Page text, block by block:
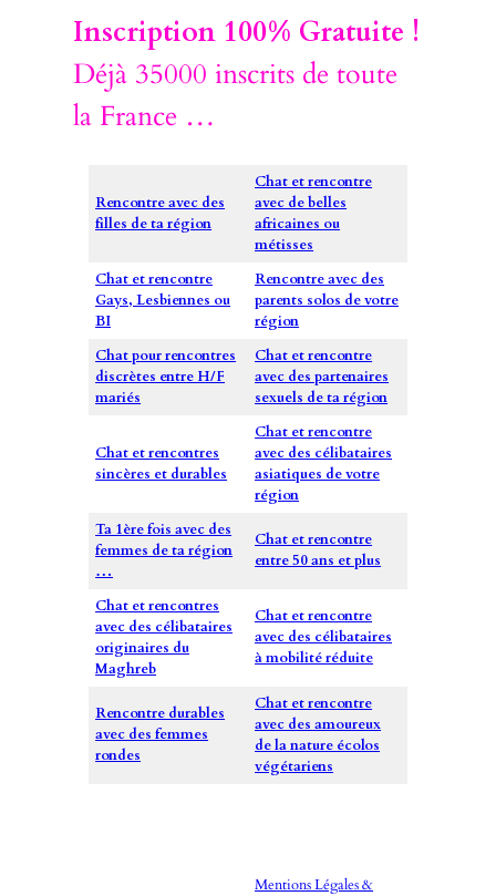
Inscription 100% Gratuite !
Déjà 35000 inscrits de toute
la France …
Rencontre avec des
filles de ta région
Chat et rencontre
avec de belles
africaines ou
métisses
Chat et rencontre
Gays, Lesbiennes ou
BI
Rencontre avec des
parents solos de votre
région
Chat pour rencontres
discrètes entre H/F
mariés
Chat et rencontre
avec des partenaires
sexuels de ta région
Chat et rencontres
sincères et durables
Chat et rencontre
avec des célibataires
asiatiques de votre
région
Ta 1ère fois avec des
femmes de ta région
…
Chat et rencontre
entre 50 ans et plus
Chat et rencontres
avec des célibataires
originaires du
Maghreb
Chat et rencontre
avec des célibataires
à mobilité réduite
Rencontre durables
avec des femmes
rondes
Chat et rencontre
avec des amoureux
de la nature écolos
végétariens
Mentions Légales &